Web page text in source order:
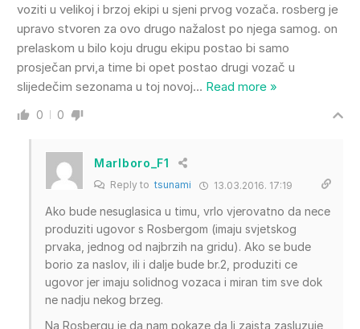
voziti u velikoj i brzoj ekipi u sjeni prvog vozača. rosberg je
upravo stvoren za ovo drugo nažalost po njega samog. on
prelaskom u bilo koju drugu ekipu postao bi samo
prosječan prvi,a time bi opet postao drugi vozač u
slijedečim sezonama u toj novoj… Read more »
0 0
Marlboro_F1
Reply to tsunami 13.03.2016. 17:19
Ako bude nesuglasica u timu, vrlo vjerovatno da nece
produziti ugovor s Rosbergom (imaju svjetskog
prvaka, jednog od najbrzih na gridu). Ako se bude
borio za naslov, ili i dalje bude br.2, produziti ce
ugovor jer imaju solidnog vozaca i miran tim sve dok
ne nadju nekog brzeg.
Na Rosbergu je da nam pokaze da li zaista zasluzuje